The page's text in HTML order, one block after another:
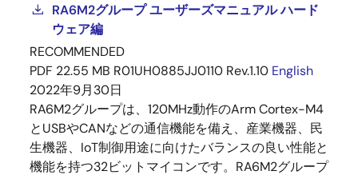
RA6M2グループ ユーザーズマニュアル ハード
ウェア編
RECOMMENDED
PDF 22.55 MB R01UH0885JJ0110 Rev.1.10 English
2022年9月30日
RA6M2グループは、120MHz動作のArm Cortex-M4
とUSBやCANなどの通信機能を備え、産業機器、民
生機器、IoT制御用途に向けたバランスの良い性能と
機能を持つ32ビットマイコンです。RA6M2グループ